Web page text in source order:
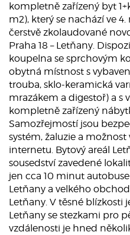
kompletně zařízený byt
m2), který se nachází ve
čerstvě zkolaudované
Praha 18 – Letňany.
koupelna se sprchovým
obytná místnost s
trouba, sklo-keramická
mrazákem a digestoř) a s
kompletně zařízený
Samozřejmostí jsou
systém, žaluzie a
internetu. Bytový areál
sousedství zavedené
jen cca 10 minut
Letňany a velkého
Letňany. V těsné blízkosti
Letňany se stezkami pro
vzdálenosti je hned